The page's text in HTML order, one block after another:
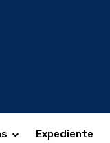
Expediente